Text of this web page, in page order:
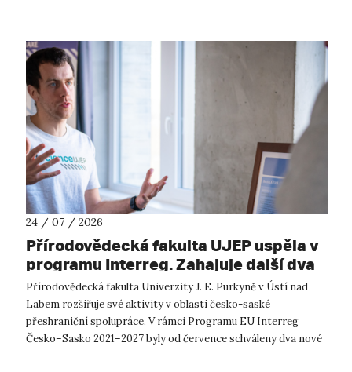
24 / 07 / 2026
Přírodovědecká fakulta UJEP uspěla v
programu Interreg. Zahajuje další dva
přeshraniční projekty se saskými
partnery
Přírodovědecká fakulta Univerzity J. E. Purkyně v Ústí nad
Labem rozšiřuje své aktivity v oblasti česko-saské
přeshraniční spolupráce. V rámci Programu EU Interreg
Česko–Sasko 2021–2027 byly od července schváleny dva nové